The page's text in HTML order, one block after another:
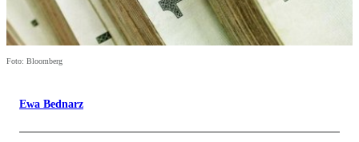
Foto: Bloomberg
Ewa Bednarz